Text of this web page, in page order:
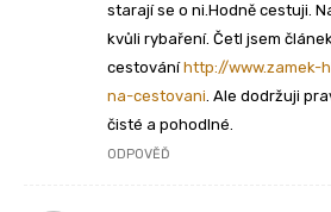
starají se o ni.Hodně cestuji.
kvůli rybaření. Četl jsem
cestováníhttp://www.zamek-
na-cestovani. Ale dodržuji
čisté a pohodlné.
ODPOVĚĎ